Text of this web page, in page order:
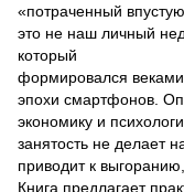
«потраченный
это не наш личный
который
формировался веками
эпохи смартфонов.
экономику и
занятость не делает
приводит к
Книга предлагает